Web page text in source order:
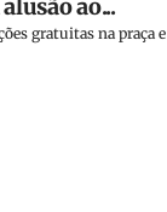
ao...
gratuitas na praça e